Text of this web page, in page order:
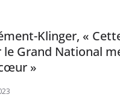
Klinger, «
Grand National
»